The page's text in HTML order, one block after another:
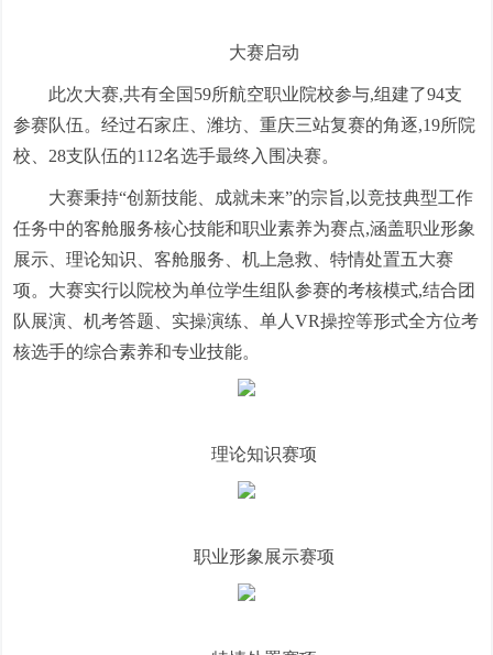
大赛启动
此次大赛,共有全国59所航空职业院校参与,组建了94支
参赛队伍。经过石家庄、潍坊、重庆三站复赛的角逐,19所院
校、28支队伍的112名选手最终入围决赛。
大赛秉持“创新技能、成就未来”的宗旨,以竞技典型工作
任务中的客舱服务核心技能和职业素养为赛点,涵盖职业形象
展示、理论知识、客舱服务、机上急救、特情处置五大赛
项。大赛实行以院校为单位学生组队参赛的考核模式,结合团
队展演、机考答题、实操演练、单人VR操控等形式全方位考
核选手的综合素养和专业技能。
理论知识赛项
职业形象展示赛项